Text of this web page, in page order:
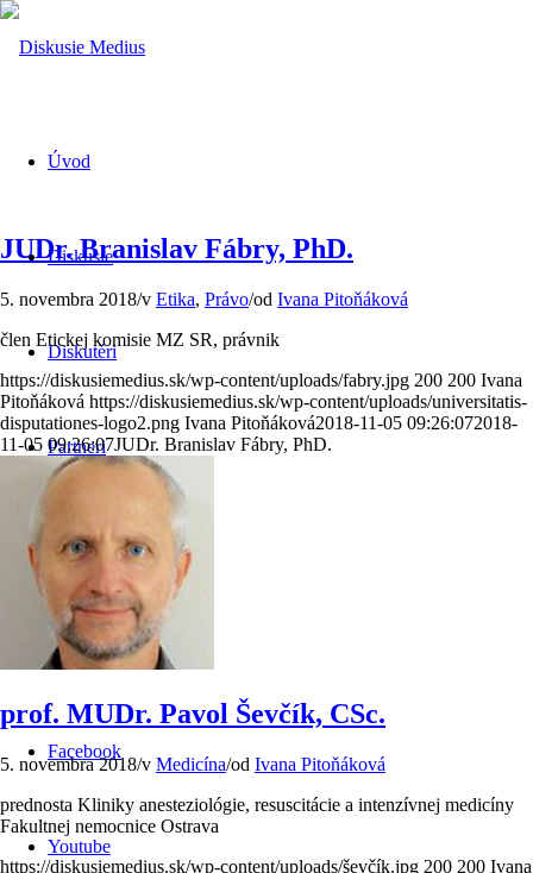
Úvod
Diskusie
Diskutéri
Partneri
Kontakt
Menu Menu
Facebook
Youtube
JUDr. Branislav Fábry, PhD.
5. novembra 2018/v Etika, Právo/od Ivana Pitoňáková
člen Etickej komisie MZ SR, právnik
https://diskusiemedius.sk/wp-content/uploads/fabry.jpg 200 200 Ivana
Pitoňáková https://diskusiemedius.sk/wp-content/uploads/universitatis-
disputationes-logo2.png Ivana Pitoňáková2018-11-05 09:26:072018-
11-05 09:26:07JUDr. Branislav Fábry, PhD.
prof. MUDr. Pavol Ševčík, CSc.
5. novembra 2018/v Medicína/od Ivana Pitoňáková
prednosta Kliniky anesteziológie, resuscitácie a intenzívnej medicíny
Fakultnej nemocnice Ostrava
https://diskusiemedius.sk/wp-content/uploads/ševčík.jpg 200 200 Ivana